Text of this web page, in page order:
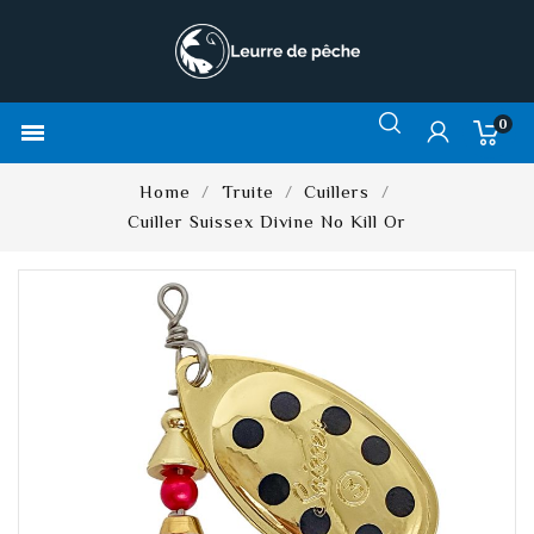
 0
Home Truite
Cuillers
Cuiller Suissex Divine No Kill Or